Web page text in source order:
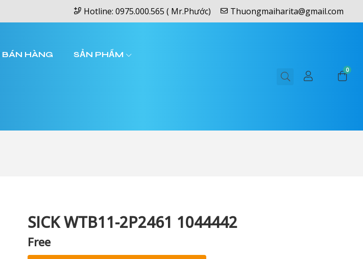
Hotline: 0975.000.565 ( Mr.Phước) Thuongmaiharita@gmail.com
HÀNG SẢN PHẨM
0
SICK WTB11-2P2461 1044442
Free